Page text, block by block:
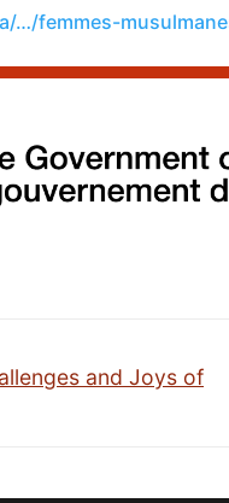
…/femmes-
and Joys of